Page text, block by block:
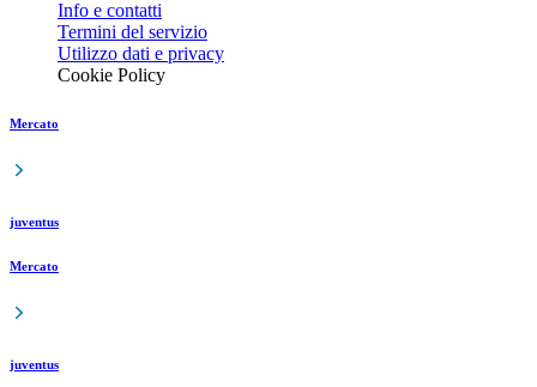
Info e contatti
Termini del servizio
Utilizzo dati e privacy
Cookie Policy
Mercato
juventus
Mercato
juventus